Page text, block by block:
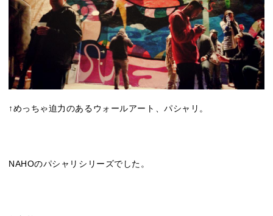
↑めっちゃ迫力のあるウォールアート、パシャリ。
NAHOのパシャリシリーズでした。